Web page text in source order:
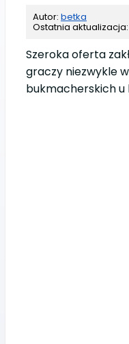
Autor: betka
Ostatnia aktualizacja:
Szeroka oferta
graczy niezwykle
bukmacherskich